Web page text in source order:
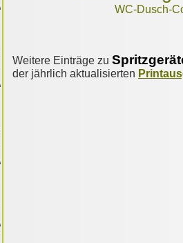
WC-Dusch-
Weitere Einträge zu
der jährlich aktualisierten